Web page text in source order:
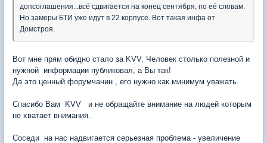
допсоглашения...всё сдвигается на конец сентября, по её словам.
Но замеры БТИ уже идут в 22 корпусе. Вот такая инфа от
Домстроя.
Вот мне прям обидно стало за KVV. Человек столько полезной и
нужной информации публиковал, а Вы так!
Да это ценный форумчанин , его нужно как минимум уважать.
Спасибо Вам KVV и не обращайте внимание на людей которым
не хватает внимания.
Соседи на нас надвигается серьезная проблема - увеличение